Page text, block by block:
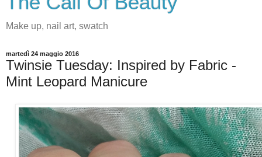
Make up, nail art, swatch
martedì 24 maggio 2016
Twinsie Tuesday: Inspired by Fabric -
Mint Leopard Manicure